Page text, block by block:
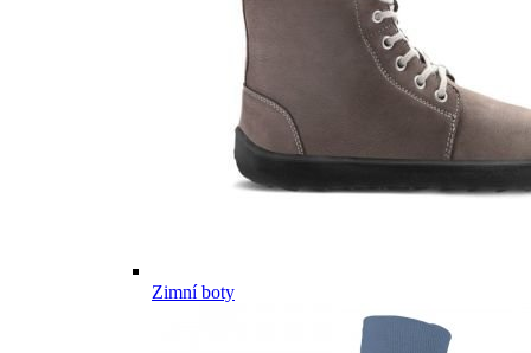
Zimní boty